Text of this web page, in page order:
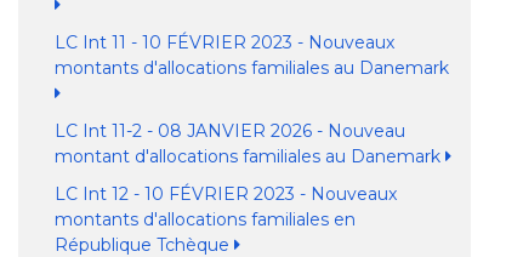
LC Int 11 - 10 FÉVRIER 2023 - Nouveaux
montants d'allocations familiales au Danemark
LC Int 11-2 - 08 JANVIER 2026 - Nouveau
montant d'allocations familiales au Danemark
LC Int 12 - 10 FÉVRIER 2023 - Nouveaux
montants d'allocations familiales en
République Tchèque